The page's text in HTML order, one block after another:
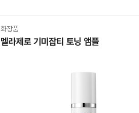
화장품
멜라제로 기미잡티 토닝 앰플